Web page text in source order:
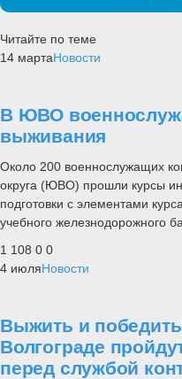
Читайте по теме
14 мартаНовости
В ЮВО
выживания
Около 200 военнослужащих
округа (ЮВО) прошли курсы
подготовки с элементами
учебного железнодорожного
1 108 0 0
4 июляНовости
Выжить и
Волгограде
перед службой